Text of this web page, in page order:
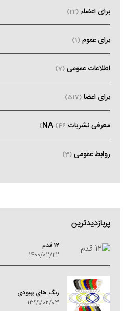
برای اعضاء (22)
برای عموم (1)
اطلاعات عمومی (7)
برای اعضا (517)
معرفی نشریات NA (46)
روابط عمومی (3)
پربازدیدترین
12 قدم
1400/02/22
رنگ های بهبودی
1399/02/03